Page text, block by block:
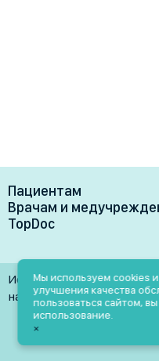
Пациентам
Врачи
Клиники
Лаборатории
Услуги
Блог
Акции и скидки
Врачам и
Преимущества
Медучреждениям
Врачам
TopDoc
Контакты
Помощь
Использование
наличии активной ссылки
Мы используем cookies
улучшения качества
пользоваться сайтом,
использование.
×